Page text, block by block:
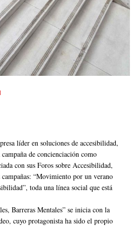
líder en soluciones de accesibilidad,
de concienciación como
con sus Foros sobre Accesibilidad,
campañas: “Movimiento por un verano
toda una línea social que está
Barreras Mentales” se inicia con la
cuyo protagonista ha sido el propio